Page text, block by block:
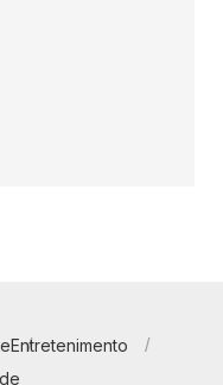
Entretenimento